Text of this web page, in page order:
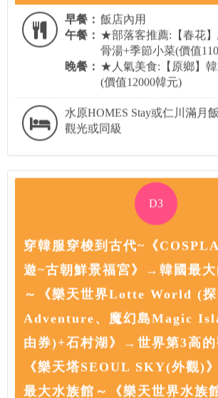
早餐： 飯店內用
午餐： ★部落客推薦:【春花
骨湯+季節小菜(價值
晚餐： ★人氣美食:【原鄉】
(價值12000韓元)
水原HOMES Stay或仁川滿月
觀光或同級
D3
穿韓服穿梭到古代~《
遊~古朝鮮景福宮》→韓國最大
～《樂天世界Lotte World (探
Adventure、魔幻島Magic
由券)+石村湖》→世界第3高的
《樂天塔SEOUL SKY(外觀)
最大水族館～《樂天世界水族